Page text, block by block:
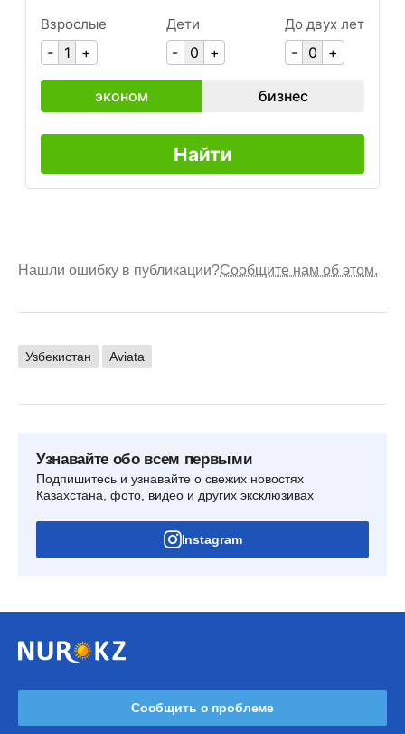
Нашли ошибку в публикации?Сообщите нам об этом.
Узбекистан Aviata
Узнавайте обо всем первыми
Подпишитесь и узнавайте о свежих новостях
Казахстана, фото, видео и других эксклюзивах
Instagram
Сообщить о проблеме